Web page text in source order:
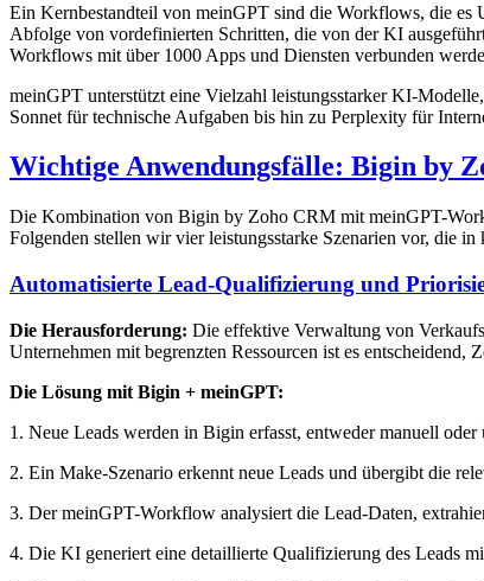
Ein Kernbestandteil von meinGPT sind die Workflows, die es
Abfolge von vordefinierten Schritten, die von der KI
Workflows mit über 1000 Apps und Diensten verbunden
meinGPT unterstützt eine Vielzahl leistungsstarker KI-
Sonnet für technische Aufgaben bis hin zu Perplexity für
Wichtige Anwendungsfälle: Bigin by
Die Kombination von Bigin by Zoho CRM mit meinGPT-
Folgenden stellen wir vier leistungsstarke Szenarien vor, die
Automatisierte Lead-Qualifizierung und
Die Herausforderung: Die effektive Verwaltung von
Unternehmen mit begrenzten Ressourcen ist es
Die Lösung mit Bigin + meinGPT:
1. Neue Leads werden in Bigin erfasst, entweder manuell
2. Ein Make-Szenario erkennt neue Leads und übergibt die
3. Der meinGPT-Workflow analysiert die Lead-Daten,
4. Die KI generiert eine detaillierte Qualifizierung des Leads